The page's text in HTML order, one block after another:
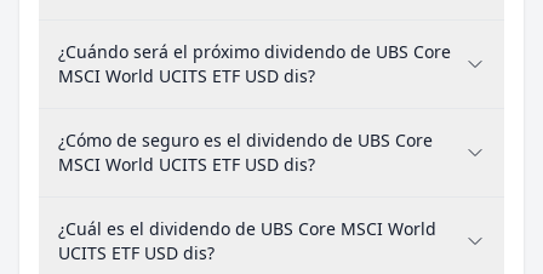
¿Cuándo será el próximo dividendo de UBS Core
MSCI World UCITS ETF USD dis?
¿Cómo de seguro es el dividendo de UBS Core
MSCI World UCITS ETF USD dis?
¿Cuál es el dividendo de UBS Core MSCI World
UCITS ETF USD dis?